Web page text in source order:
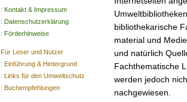
: Kontakt & Impressum
: Datenschutzerklärung
: Förderhinweise
Für Leser und Nutzer
: Einführung & Hintergrund
: Links für den Umweltschutz
: Buchempfehlungen
bibliothekarische
material und
und natürlich
Fachthematische
werden jedoch
nachgewiesen.